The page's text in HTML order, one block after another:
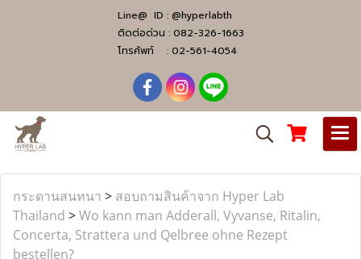
Line@ ID : @hyperlabth
ติดต่อด่วน : 082-326-1663
โทรศัพท์ : 02-561-4054
กระดานสนทนา > สอบถามสินค้าจาก Hyper Lab
Thailand >Wo kann man Adderall, Vyvanse, Ritalin,
Concerta, Strattera und Qelbree ohne Rezept
bestellen?